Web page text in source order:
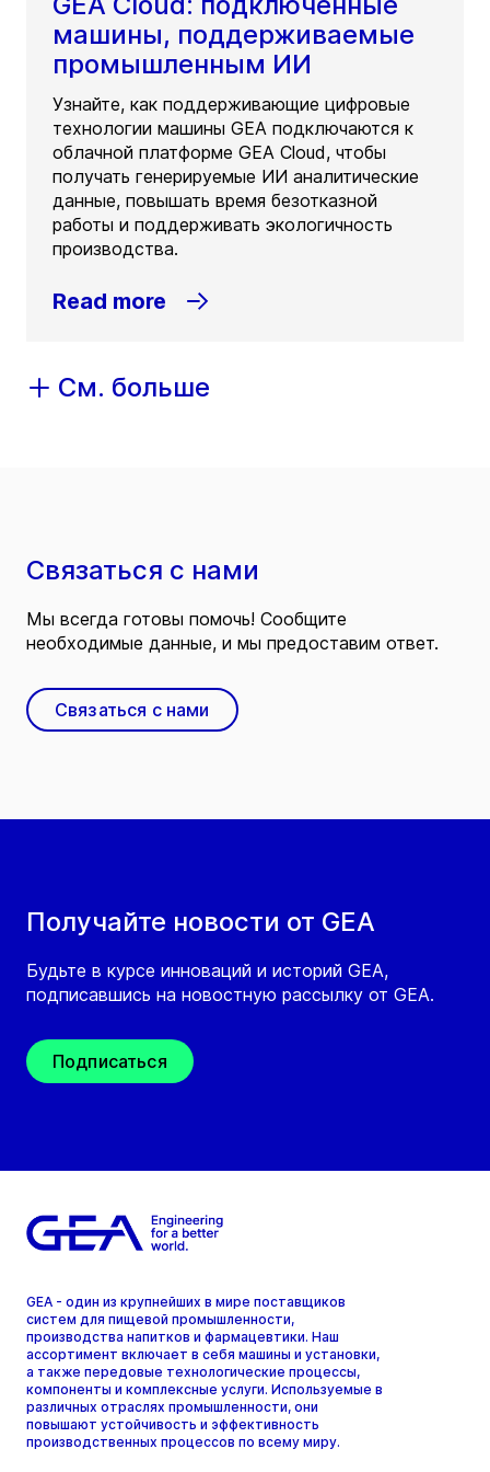
машины, поддерживаемые
промышленным ИИ
Узнайте, как поддерживающие цифровые
технологии машины GEA подключаются к
облачной платформе GEA Cloud, чтобы
получать генерируемые ИИ аналитические
данные, повышать время безотказной
работы и поддерживать экологичность
производства.
Read more
См. больше
Получайте новости от GEA
Будьте в курсе инноваций и историй GEA,
подписавшись на новостную рассылку от GEA.
Подписаться
Связаться с нами
Мы всегда готовы помочь! Сообщите
необходимые данные, и мы предоставим ответ.
Связаться с нами
GEA - один из крупнейших в мире поставщиков
систем для пищевой промышленности,
производства напитков и фармацевтики. Наш
ассортимент включает в себя машины и установки,
а также передовые технологические процессы,
компоненты и комплексные услуги. Используемые в
различных отраслях промышленности, они
повышают устойчивость и эффективность
производственных процессов по всему миру.